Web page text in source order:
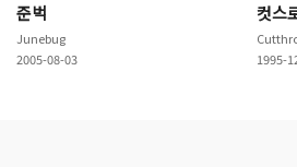
준벅
Junebug
2005-08-03
컷스
1995-